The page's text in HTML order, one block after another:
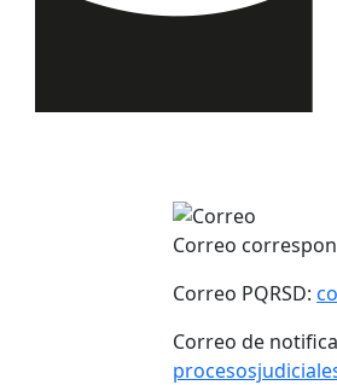
Correo
Correo PQRSD:
Correo de